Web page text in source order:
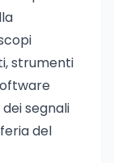
strumenti
segnali
del